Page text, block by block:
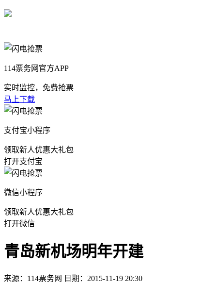
114票务网官方APP
实时监控，免费抢票
马上下载
支付宝小程序
领取新人优惠大礼包
打开支付宝
微信小程序
领取新人优惠大礼包
打开微信
青岛新机场明年开建
来源：114票务网 日期：2015-11-19 20:30